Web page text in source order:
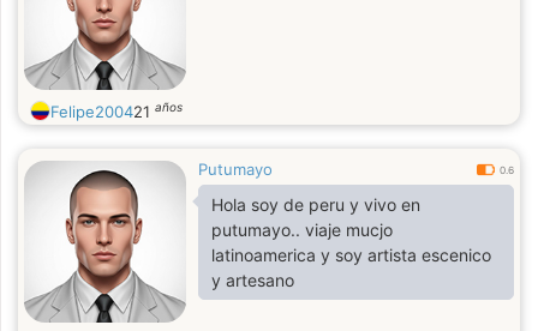
Felipe200421 años
Putumayo 0.6
Hola soy de peru y vivo en
putumayo.. viaje mucjo
latinoamerica y soy artista escenico
y artesano